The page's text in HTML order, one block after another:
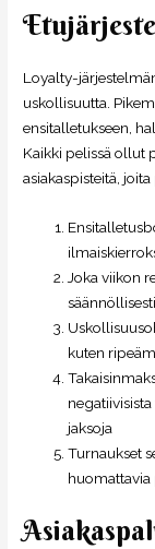
Loyalty-
uskollisuutta.
ensitalletukseen,
Kaikki pelissä ollut
asiakaspisteitä,
Joka viikon
säännöllisesti
kuten
jaksoja
Turnaukset